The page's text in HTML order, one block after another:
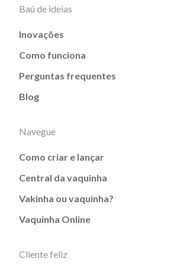
Baú de ideias
Inovações
Como funciona
Perguntas frequentes
Blog
Navegue
Como criar e lançar
Central da vaquinha
Vakinha ou vaquinha?
Vaquinha Online
Cliente feliz